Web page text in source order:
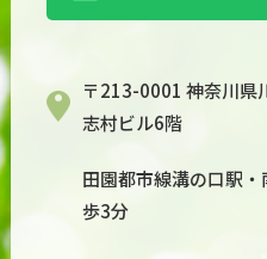
〒213-0001 神奈川県
志村ビル6階
田園都市線溝の口駅
歩3分